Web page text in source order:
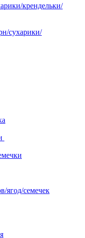
крендельки/
сухарики/
ягод/семечек